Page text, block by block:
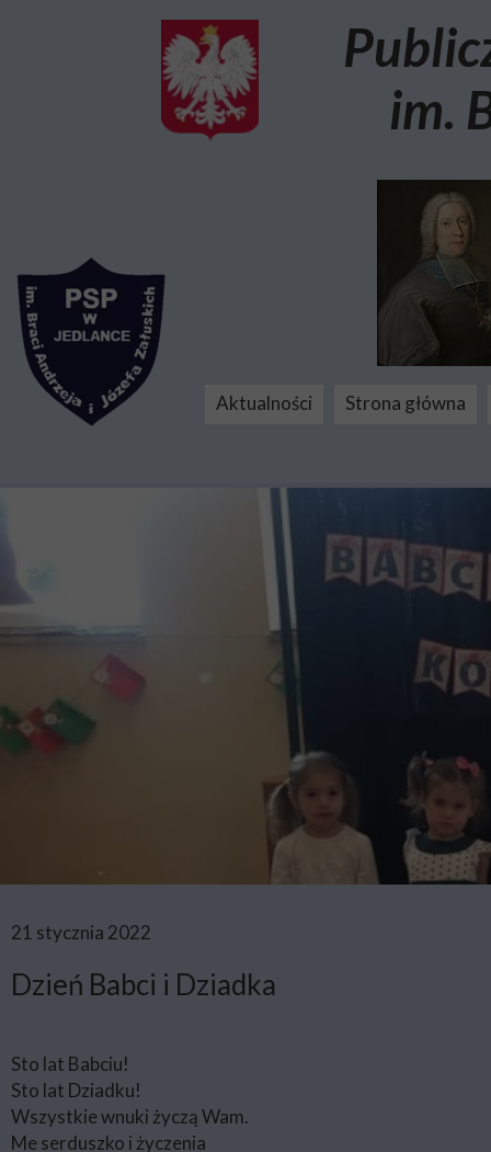
21 stycznia 2022
Dzień Babci i Dziadka
Sto lat Babciu!
Sto lat Dziadku!
Wszystkie wnuki życzą Wam.
Me serduszko i życzenia
Aktualności Strona główna
im.